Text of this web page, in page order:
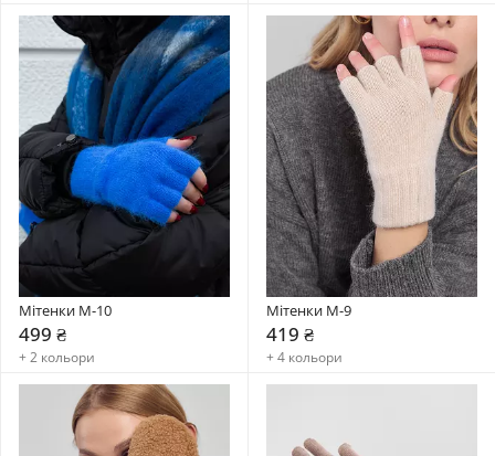
Мітенки M-10
499 ₴
+ 2 кольори
Мітенки M-9
419 ₴
+ 4 кольори